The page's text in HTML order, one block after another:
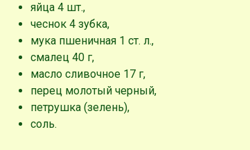
яйца 4 шт.,
чеснок 4 зубка,
мука пшеничная 1 ст. л.,
смалец 40 г,
масло сливочное 17 г,
перец молотый черный,
петрушка (зелень),
соль.